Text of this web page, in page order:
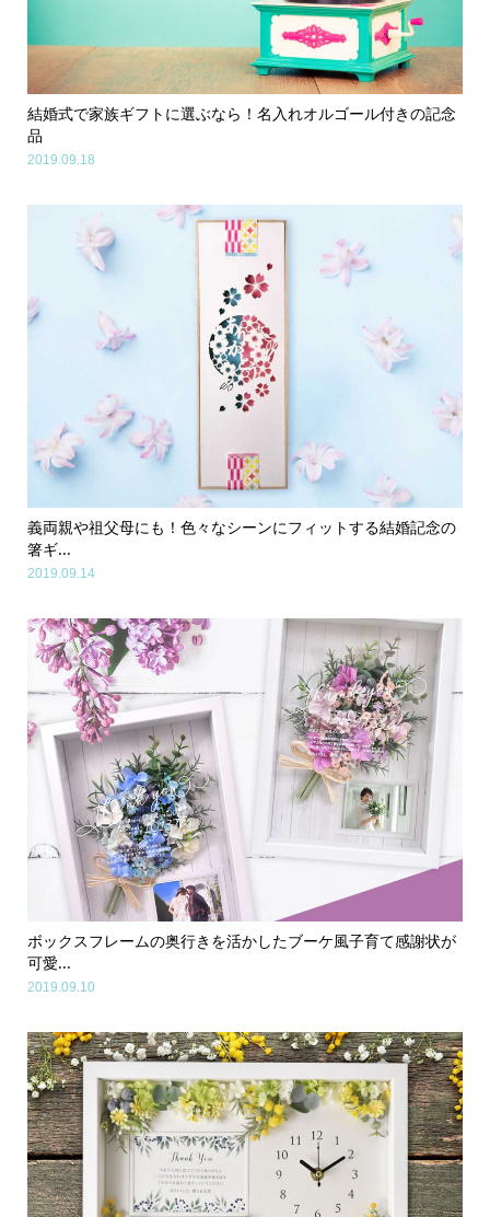
結婚式で家族ギフトに選ぶなら！名入れオルゴール付きの記念
品
2019.09.18
義両親や祖父母にも！色々なシーンにフィットする結婚記念の
箸ギ...
2019.09.14
ボックスフレームの奥行きを活かしたブーケ風子育て感謝状が
可愛...
2019.09.10